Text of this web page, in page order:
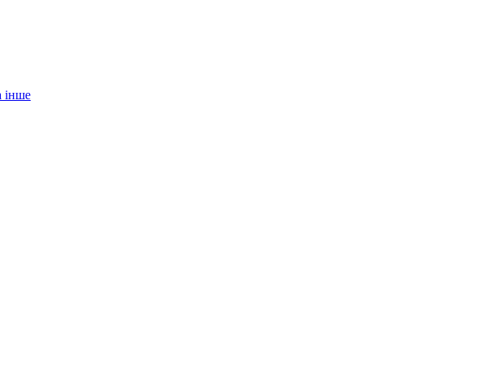
інше